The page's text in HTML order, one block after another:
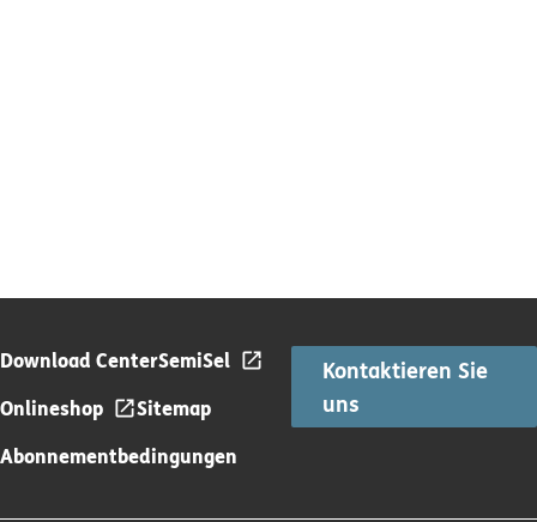
Download CenterSemiSel
Onlineshop
Sitemap
Abonnementbedingungen
Kontaktieren Sie
uns